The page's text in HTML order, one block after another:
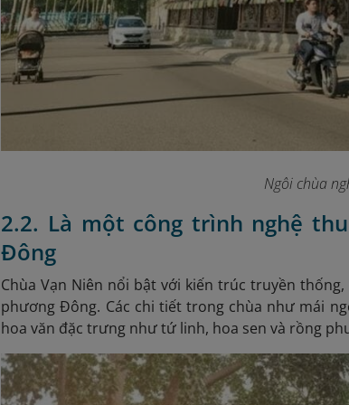
Ngôi chùa
2.2. Là một công trình nghệ
Đông
Chùa Vạn Niên nổi bật với kiến trúc truyền
phương Đông. Các chi tiết trong chùa như mái
hoa văn đặc trưng như tứ linh, hoa sen và rồng